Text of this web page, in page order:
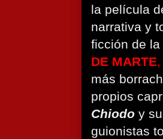
la película
narrativa y
ficción de
DE MARTE,
más
propios
Chiodo y
guionistas